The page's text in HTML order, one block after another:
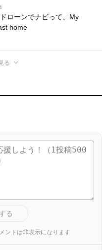
ローンでナビって、My
home
る
る
ントは非表示になります